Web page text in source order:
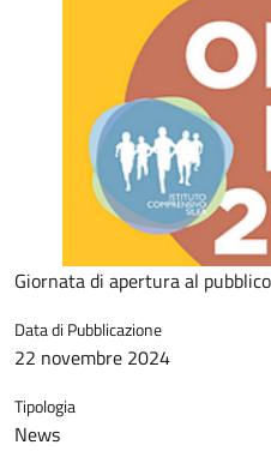
Giornata di apertura al
Data di Pubblicazione
22 novembre 2024
Tipologia
News